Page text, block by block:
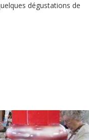
dégustations de